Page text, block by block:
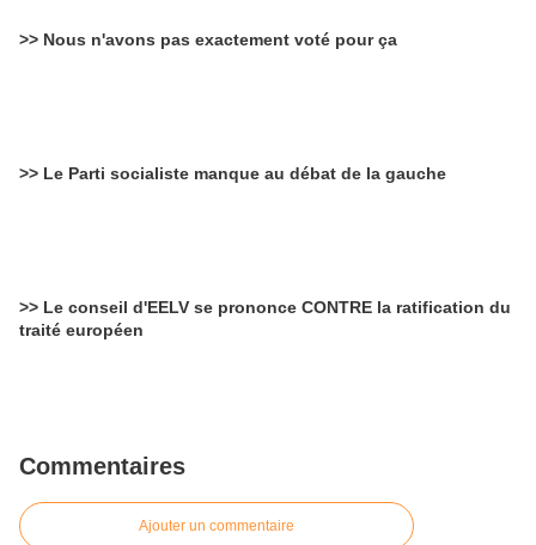
>> Nous n'avons pas exactement voté pour ça
>> Le Parti socialiste manque au débat de la gauche
>> Le conseil d'EELV se prononce CONTRE la ratification du
traité européen
Commentaires
Ajouter un commentaire